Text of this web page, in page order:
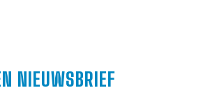
NIEUWSBRIEF